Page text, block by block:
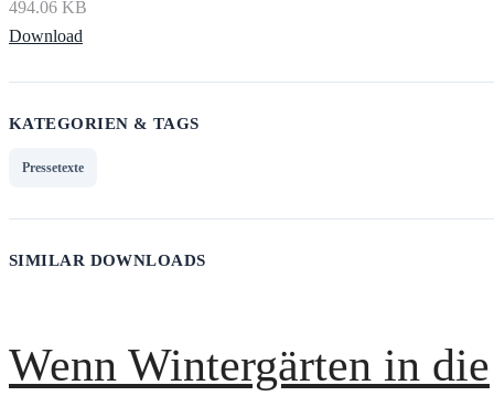
494.06 KB
Download
KATEGORIEN & TAGS
Pressetexte
SIMILAR DOWNLOADS
Wenn Wintergärten in die